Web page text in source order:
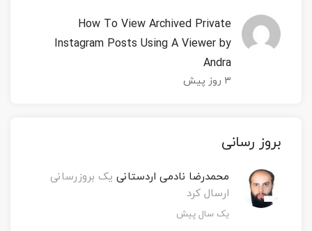
How To View Archived Private
Instagram Posts Using A Viewer by
Andra
۳ روز پیش
‫بروز رسانی
محمدرضا نادمی اردستانی یک بروزرسانی
ارسال کرد
یک سال پیش